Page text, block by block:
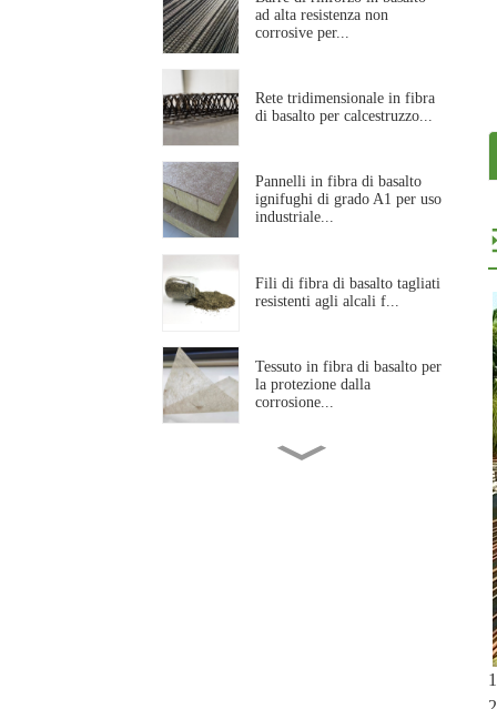
ad alta resistenza non
corrosive per...
Rete tridimensionale in fibra
di basalto per calcestruzzo...
Pannelli in fibra di basalto
ignifughi di grado A1 per uso
industriale...
Fili di fibra di basalto tagliati
resistenti agli alcali f...
Tessuto in fibra di basalto per
la protezione dalla
corrosione...
Rete in fibra di basalto